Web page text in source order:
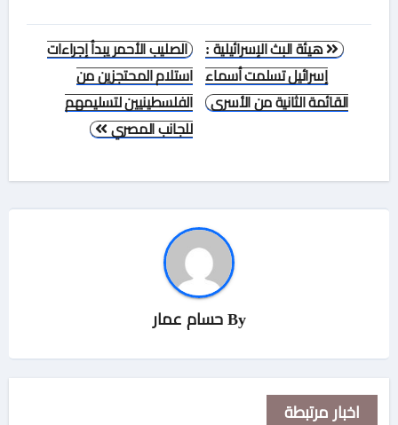
تصفّح
المقالات
الصليب الأحمر يبدأ إجراءات
استلام المحتجزين من
الفلسطينيين لتسليمهم
للجانب المصري
هيئة البث الإسرائيلية :
إسرائيل تسلمت أسماء
القائمة الثانية من الأسرى
By حسام عمار
اخبار مرتبطة